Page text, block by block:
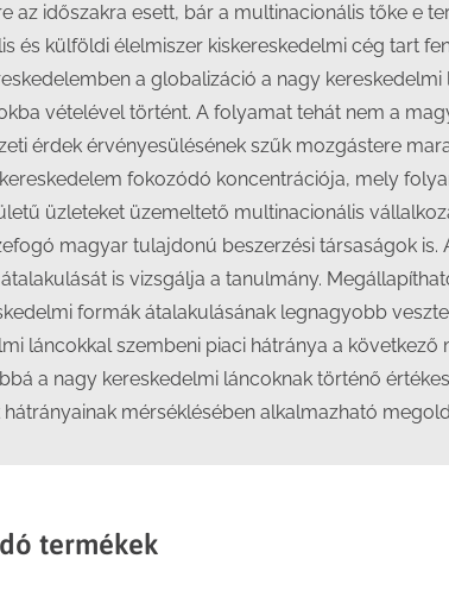
az időszakra esett, bár a multinacionális tőke e
és külföldi élelmiszer kiskereskedelmi cég tart
a globalizáció a nagy
vételével történt. A folyamat tehát nem a
érdek érvényesülésének szűk mozgástere
fokozódó koncentrációja, mely
üzleteket üzemeltető multinacionális
magyar tulajdonú beszerzési társaságok
is vizsgálja a tanulmány.
formák átalakulásának legnagyobb
láncokkal szembeni piaci hátránya a
a nagy kereskedelmi láncoknak történő
hátrányainak mérséklésében alkalmazható
termékek